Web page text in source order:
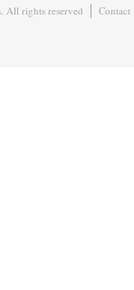
All rights reserved Contact